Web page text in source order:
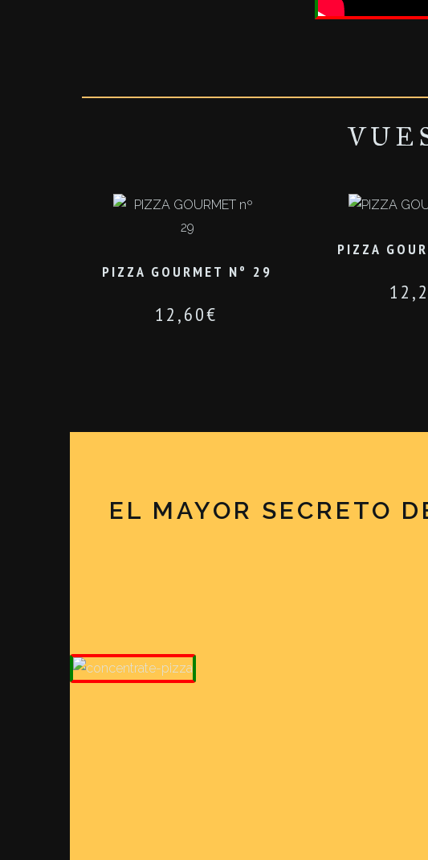
PIZZA GOURMET Nº 29
12,60€
PIZZA
EL MAYOR SECRETO